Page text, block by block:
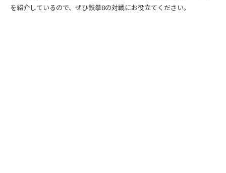
を紹介しているので、ぜひ鉄拳8の対戦にお役立てください。